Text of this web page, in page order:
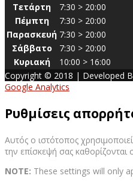
Τετάρτη
7:30 > 20:00
Πέμπτη
7:30 > 20:00
Παρασκευή 7:30 > 20:00
Σάββατο
7:30 > 20:00
Κυριακή
10:00 > 16:00
Copyright © 2018 | Developed
Google Analytics
Ρυθμίσεις
Αυτός ο ιστότοπος
την επίσκεψή σας
NOTE: These settings will only